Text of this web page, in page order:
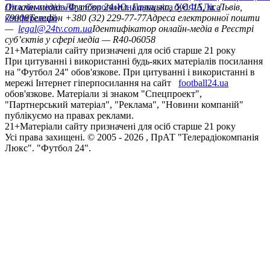
Ліга чемпіонівЛіга ЄвропиЮнацька ліга УЄФАЛіга
конференцій
Онлайн-медіа «Футбол 24»пл. Галицька, буд. 15, м. Львів,
79008Телефон +380 (32) 229-77-77Адреса електронної пошти
— legal@24tv.com.uaІдентифікатор онлайн-медіа в Реєстрі
суб’єктів у сфері медіа — R40-06058
21+Матеріали сайту призначені для осіб старше 21 року
При цитуванні і використанні будь-яких матеріалів посилання
на "Футбол 24" обов'язкове. При цитуванні і використанні в
мережі Інтернет гіперпосилання на сайт
football24.ua
обов'язкове. Матеріали зі знаком "Спецпроект",
"Партнерський матеріал", "Реклама", "Новини компаній"
публікуємо на правах реклами.
21+Матеріали сайту призначені для осіб старше 21 року
Усi права захищенi. © 2005 - 2026 , ПрАТ "Телерадіокомпанія
Люкс". "Футбол 24".